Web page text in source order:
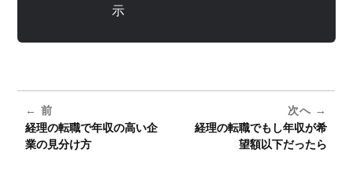
示
前
経理の転職で年収の高い企
業の見分け方
次へ
経理の転職でもし年収が希
望額以下だったら